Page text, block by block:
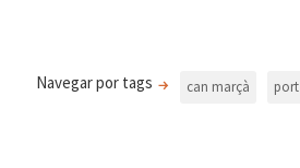
Navegar por tags can marçà